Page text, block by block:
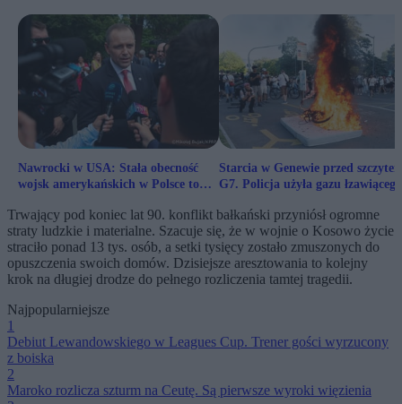
Nawrocki w USA: Stała obecność
wojsk amerykańskich w Polsce to
Starcia w Genewie przed
G7. Policja użyła gazu łzawiącego
Trwający pod koniec lat 90. konflikt bałkański przyniósł ogromne
straty ludzkie i materialne. Szacuje się, że w wojnie o Kosowo życie
straciło ponad 13 tys. osób, a setki tysięcy zostało zmuszonych do
opuszczenia swoich domów. Dzisiejsze aresztowania to kolejny
krok na długiej drodze do pełnego rozliczenia tamtej tragedii.
Najpopularniejsze
1
Debiut Lewandowskiego w Leagues Cup. Trener gości wyrzucony
z boiska
2
Maroko rozlicza szturm na Ceutę. Są pierwsze wyroki więzienia